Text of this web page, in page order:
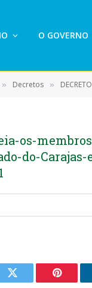
O GOVERNO
» Decretos »
os-
do-Carajas-
Twitter